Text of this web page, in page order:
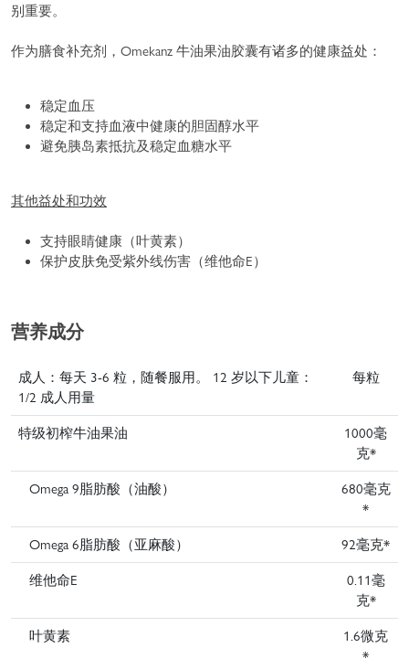
别重要。
作为膳食补充剂，Omekanz 牛油果油胶囊有诸多的健康益处：
稳定血压
稳定和支持血液中健康的胆固醇水平
避免胰岛素抵抗及稳定血糖水平
其他益处和功效
支持眼睛健康（叶黄素）
保护皮肤免受紫外线伤害（维他命E）
营养成分
成人：每天 3-6 粒，随餐服用。 12 岁以下儿童：
1/2 成人用量
每粒
特级初榨牛油果油
1000毫
克*
Omega 9脂肪酸（油酸）
680毫克
*
Omega 6脂肪酸（亚麻酸） 92毫克*
维他命E
0.11毫
克*
叶黄素
1.6微克
*